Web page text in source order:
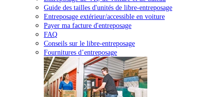
Guide des tailles d'unités de libre-entreposage
Entreposage extérieur/accessible en voiture
Payer ma facture d'entreposage
FAQ
Conseils sur le libre-entreposage
Fournitures d’entreposage